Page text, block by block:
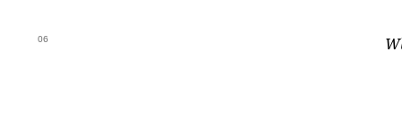
06